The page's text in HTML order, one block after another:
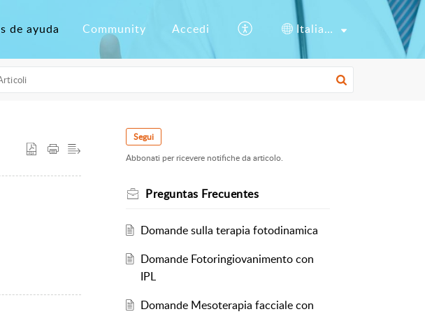
de ayuda Community Accedi Italiano
Segui
Abbonati per ricevere notifiche da articolo.
Preguntas Frecuentes
Domande sulla terapia fotodinamica
Domande Fotoringiovanimento con
IPL
Domande Mesoterapia facciale con